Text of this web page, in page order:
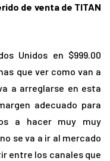
de venta de TITAN
Unidos en $999.00
que ver como van a
a arreglarse en esta
adecuado para
a hacer muy muy
se va a ir al mercado
entre los canales que